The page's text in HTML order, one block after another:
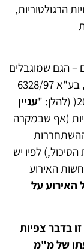
הרשויות הרגולטוריות,
– הגם שמוגבלים
97
עניין
(אף שבמקרה
לפיו יש
האירוע
האירוע על
בדבר צפיות
של מ"מ